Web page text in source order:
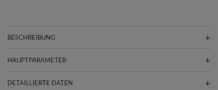
BESCHREIBUNG
HAUPTPARAMETER
DETAILLIERTE DATEN